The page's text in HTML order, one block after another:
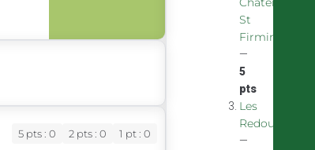
5 pts : 0 2 pts : 0 1 pt : 0
St
Firmin
—
5
pts
Les
Redoubstables
—